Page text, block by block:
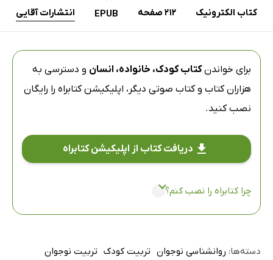
کتاب الکترونیک 212 صفحه EPUB انتشارات آقایی
برای خواندنکتاب کودک، خانواده، انسان و دسترسی به
هزاران کتاب و کتاب صوتی دیگر، اپلیکیشن کتابراه را رایگان
نصب کنید.
دریافت کتاب از اپلیکیشن کتابراه
چرا کتابراه را نصب کنم؟
دسته‌ها: روانشناسی نوجوان تربیت کودک تربیت نوجوان